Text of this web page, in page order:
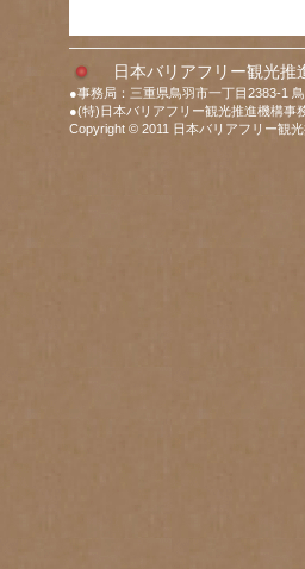
日本バリアフリー観光推
●事務局：三重県鳥羽市一丁目2383-1
●(特)日本バリアフリー観光推進機構事
Copyright © 2011 日本バリアフリー観